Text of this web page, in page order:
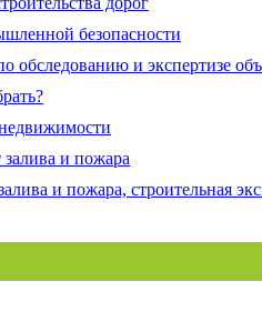
безопасности
обследованию и экспертизе
и пожара
и пожара, строительная